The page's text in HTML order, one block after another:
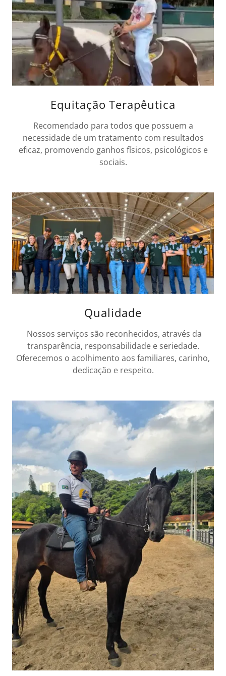
Equitação Terapêutica
Recomendado para todos que possuem a
necessidade de um tratamento com resultados
eficaz, promovendo ganhos físicos, psicológicos e
sociais.
Qualidade
Nossos serviços são reconhecidos, através da
transparência, responsabilidade e seriedade.
Oferecemos o acolhimento aos familiares, carinho,
dedicação e respeito.